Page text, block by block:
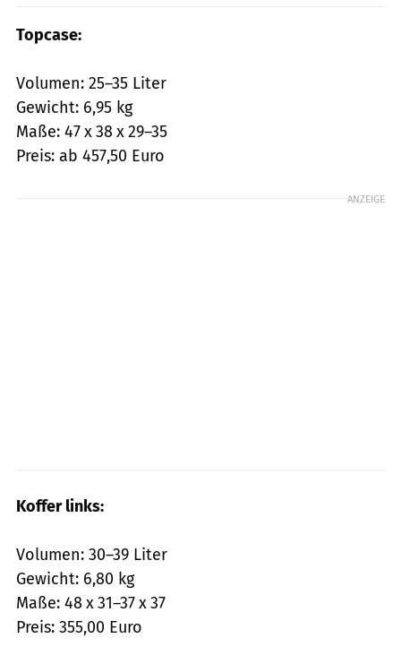
Topcase:
Volumen: 25–35 Liter
Gewicht: 6,95 kg
Maße: 47 x 38 x 29–35
Preis: ab 457,50 Euro
ANZEIGE
Koffer links:
Volumen: 30–39 Liter
Gewicht: 6,80 kg
Maße: 48 x 31–37 x 37
Preis: 355,00 Euro